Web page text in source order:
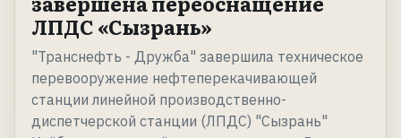
ЛПДС «Сызрань»
"Транснефть - Дружба" завершила техническое
перевооружение нефтеперекачивающей
станции линейной производственно-
диспетчерской станции (ЛПДС) "Сызрань"